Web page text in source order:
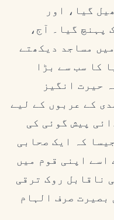
گیا، اور
پہنچ گیا۔ آج،
میں مساجد دیکھتے
2070 تک دنیا کا سب سے بڑا
حیرت انگیز
کے عربوں کے لیے
پیش گوئی کی
کہ ایک صحابی
اسے اپنی قوم میں
ناقابل روک ترقی
بصیرت صرف الہام